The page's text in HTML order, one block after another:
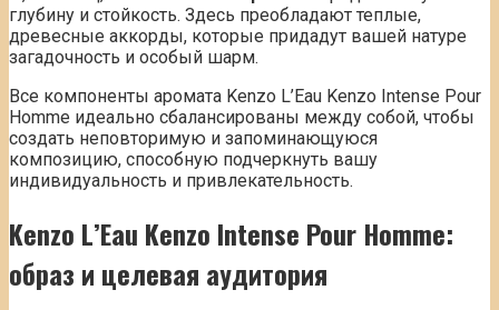
глубину и стойкость. Здесь преобладают теплые,
древесные аккорды, которые придадут вашей натуре
загадочность и особый шарм.
Все компоненты аромата Kenzo L’Eau Kenzo Intense Pour
Homme идеально сбалансированы между собой, чтобы
создать неповторимую и запоминающуюся
композицию, способную подчеркнуть вашу
индивидуальность и привлекательность.
Kenzo L’Eau Kenzo Intense Pour Homme:
образ и целевая аудитория